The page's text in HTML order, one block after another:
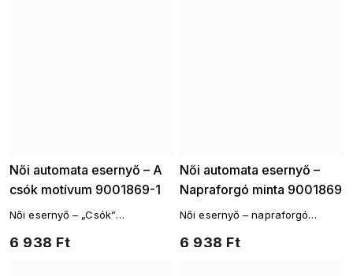
Női automata esernyő – A
csók motívum 9001869-1
6 938 Ft
Női esernyő – „Csók”
Női automata esernyő –
Napraforgó minta 9001869
6 938 Ft
Női esernyő – napraforgó